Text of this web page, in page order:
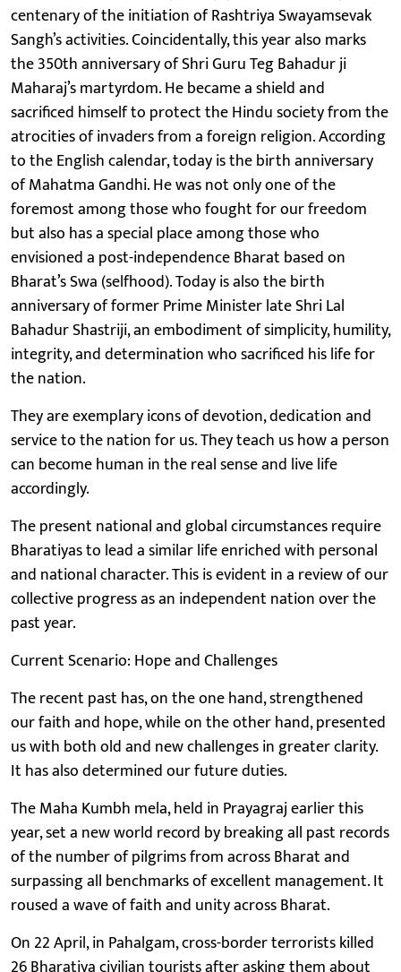
centenary of the initiation of Rashtriya Swayamsevak
Sangh’s activities. Coincidentally, this year also marks
the 350th anniversary of Shri Guru Teg Bahadur ji
Maharaj’s martyrdom. He became a shield and
sacrificed himself to protect the Hindu society from the
atrocities of invaders from a foreign religion. According
to the English calendar, today is the birth anniversary
of Mahatma Gandhi. He was not only one of the
foremost among those who fought for our freedom
but also has a special place among those who
envisioned a post-independence Bharat based on
Bharat’s Swa (selfhood). Today is also the birth
anniversary of former Prime Minister late Shri Lal
Bahadur Shastriji, an embodiment of simplicity, humility,
integrity, and determination who sacrificed his life for
the nation.
They are exemplary icons of devotion, dedication and
service to the nation for us. They teach us how a person
can become human in the real sense and live life
accordingly.
The present national and global circumstances require
Bharatiyas to lead a similar life enriched with personal
and national character. This is evident in a review of our
collective progress as an independent nation over the
past year.
Current Scenario: Hope and Challenges
The recent past has, on the one hand, strengthened
our faith and hope, while on the other hand, presented
us with both old and new challenges in greater clarity.
It has also determined our future duties.
The Maha Kumbh mela, held in Prayagraj earlier this
year, set a new world record by breaking all past records
of the number of pilgrims from across Bharat and
surpassing all benchmarks of excellent management. It
roused a wave of faith and unity across Bharat.
On 22 April, in Pahalgam, cross-border terrorists killed